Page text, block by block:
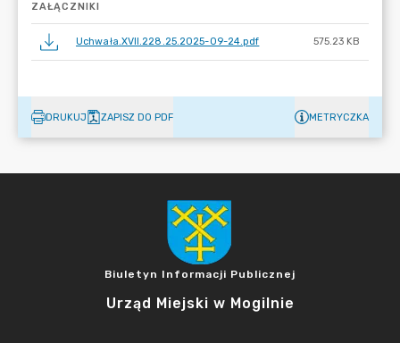
ZAŁĄCZNIKI
Uchwała.XVII.228.25.2025-09-24.pdf 575.23 KB
DRUKUJ ZAPISZ DO PDF METRYCZKA
Biuletyn Informacji Publicznej
Urząd Miejski w Mogilnie